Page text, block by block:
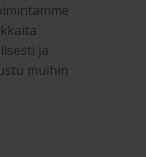
ja
muihin